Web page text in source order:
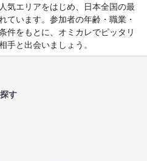
気エリアをはじめ、日本全国の最
ています。参加者の年齢・職業・
件をもとに、オミカレでピッタリ
手と出会いましょう。
す